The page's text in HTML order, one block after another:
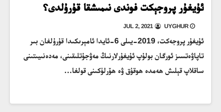
ئۇيغۇر پروجېكت فوندى نىمىشقا قۇرۇلدى؟
JUL 2, 2021 UYGHUR
ئۇيغۇر پروجەكت، 2019-يىلى 6-ئايدا ئامېرىكىدا قۇرۇلغان بىر
تاپاۋەتسىز ئورگان بولۇپ ئۇيغۇرلارنىڭ مەۋجۇتلىقىنى، مەدەنىيىتىنى
ساقلاپ قېلىش ھەمدە ھوقۇق ۋە ھۆرلۈكىنى قولغا…